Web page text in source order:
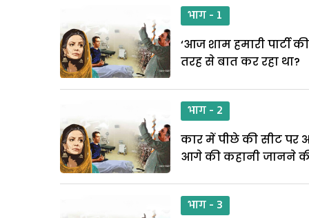
भाग - 1
‘आज शाम हमारी
तरह से बात कर रहा था?
भाग - 2
कार में पीछे की सीट पर
आगे की कहानी जानने
भाग - 3